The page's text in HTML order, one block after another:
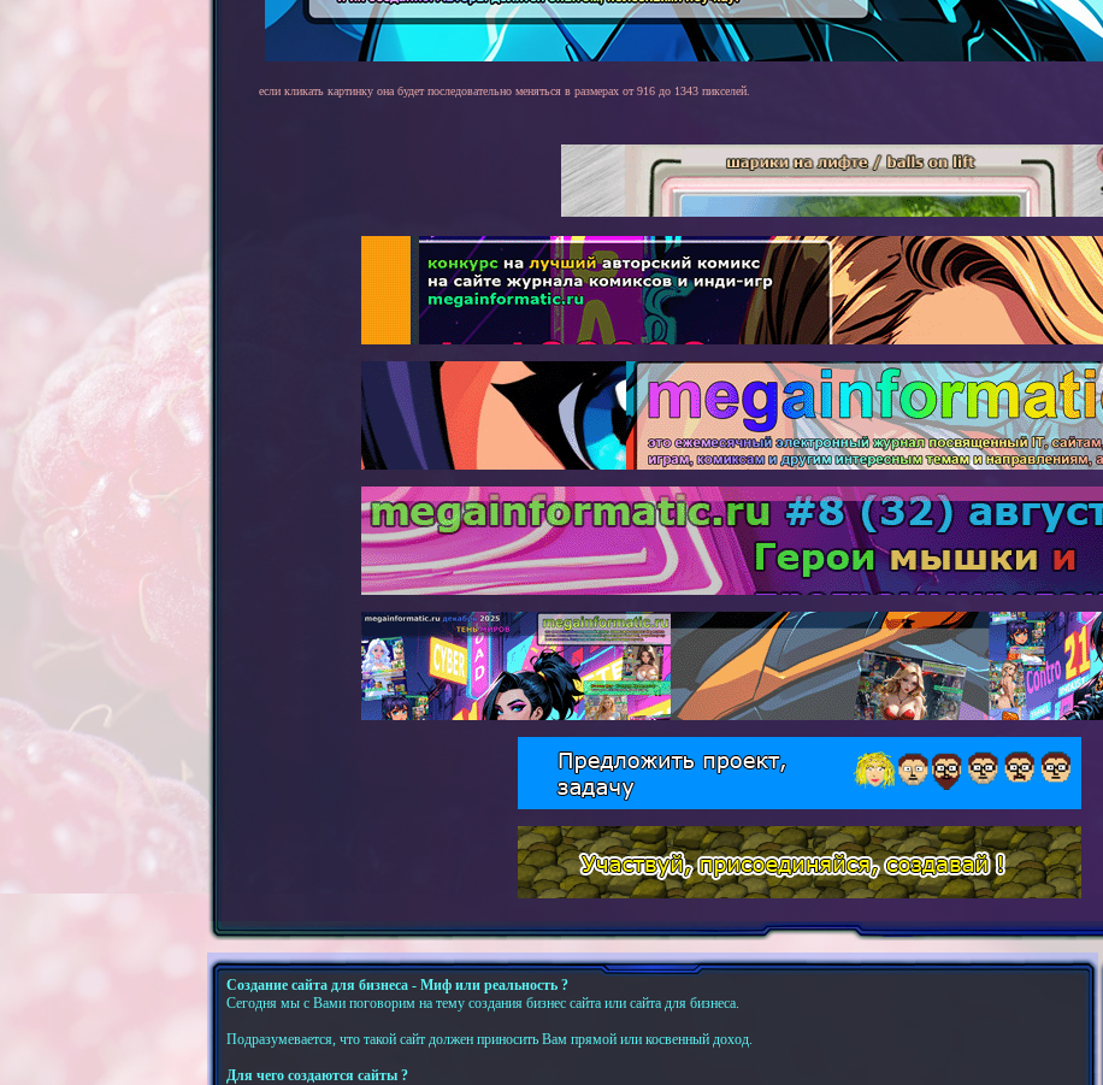
если кликать картинку она будет последовательно меняться в размерах от 916 до 1343 пикселей.
Создание сайта для бизнеса - Миф или реальность ?
Сегодня мы с Вами поговорим на тему создания бизнес сайта или сайта для бизнеса.
Подразумевается, что такой сайт должен приносить Вам прямой или косвенный доход.
Для чего создаются сайты ?